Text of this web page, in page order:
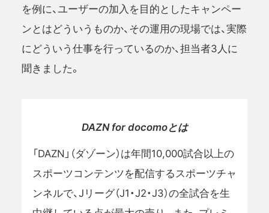
を例に、ユーザーの加入を目的としたキャンペー
ンとはどういうものか、その運用の現場では、実際
にどういう仕事を行っているのか、担当者3人に
聞きました。
DAZN for docomoとは
「DAZN」（ダゾーン）は年間10,000試合以上の
スポーツコンテンツを配信するスポーツチャ
ンネルで、Jリーグ（J1・J2・J3）の全試合を生